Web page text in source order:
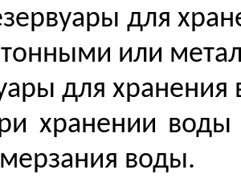
для
или
для
хранении воды
воды.